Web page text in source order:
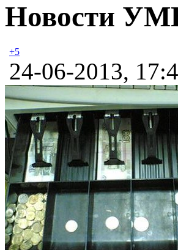
Новости
+5
24-06-2013,